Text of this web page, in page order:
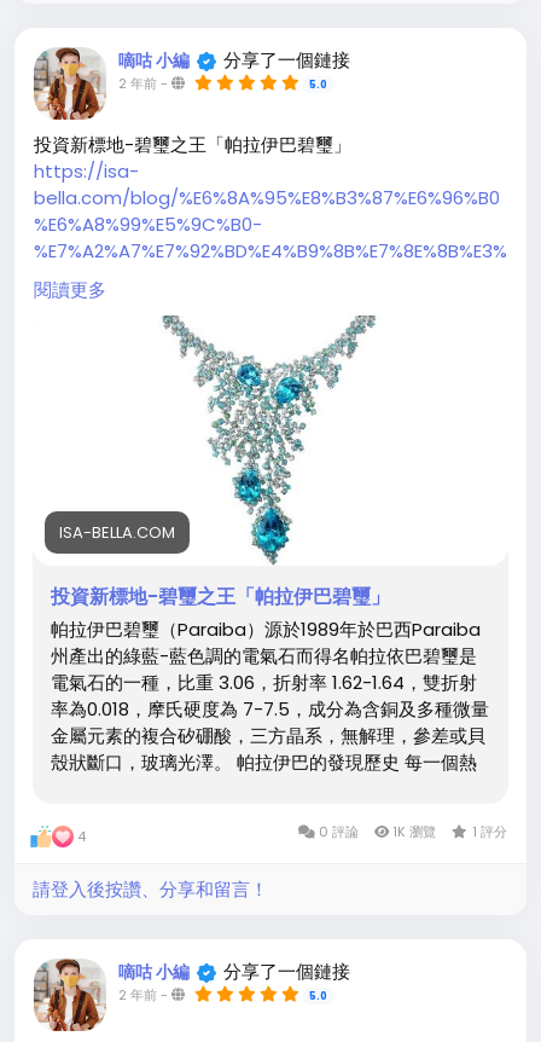
嘀咕 小編 分享了一個鏈接
2 年前- 5.0
投資新標地-碧璽之王「帕拉伊巴碧璽」
https://isa-
bella.com/blog/%E6%8A%95%E8%B3%87%E6%96%B0
%E6%A8%99%E5%9C%B0-
%E7%A2%A7%E7%92%BD%E4%B9%8B%E7%8E%8B%E3%
80%8C%E5%B8%95%E6%8B%89%E4%BC%8A%E5%B7
%B4%E7%A2%A7%E7%92%BD%E3%80%8D
閱讀更多
ISA-BELLA.COM
投資新標地-碧璽之王「帕拉伊巴碧璽」
帕拉伊巴碧璽（Paraiba）源於1989年於巴西Paraiba
州產出的綠藍-藍色調的電氣石而得名帕拉依巴碧璽是
電氣石的一種，比重 3.06，折射率 1.62-1.64，雙折射
率為0.018，摩氏硬度為 7-7.5，成分為含銅及多種微量
金屬元素的複合矽硼酸，三方晶系，無解理，參差或貝
殼狀斷口，玻璃光澤。 帕拉伊巴的發現歷史 每一個熱
上世紀八十年代早起開始，就一直在巴西帕拉伊巴州尋
的一種世人從來沒有見過的石頭。 198
4 0 評論 1K 瀏覽 1 評分
請登入後按讚、分享和留言！
嘀咕 小編 分享了一個鏈接
2 年前- 5.0